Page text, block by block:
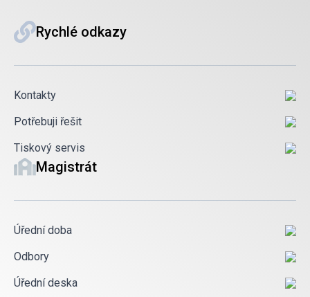
Rychlé odkazy
Kontakty
Potřebuji řešit
Tiskový servis
Magistrát
Úřední doba
Odbory
Úřední deska